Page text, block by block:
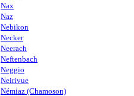
Nax
Naz
Nebikon
Necker
Neerach
Neftenbach
Neggio
Neirivue
Némiaz (Chamoson)